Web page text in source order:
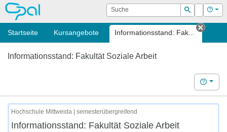
OPAL Suche
Suchen
Login Hilfe
Startseite Kursangebote Informationsstand: Fak...
Tab
Informationsstand: Fakultät Soziale Arbeit
Hilfe
Hochschule Mittweida | semesterübergreifend
Informationsstand: Fakultät Soziale Arbeit